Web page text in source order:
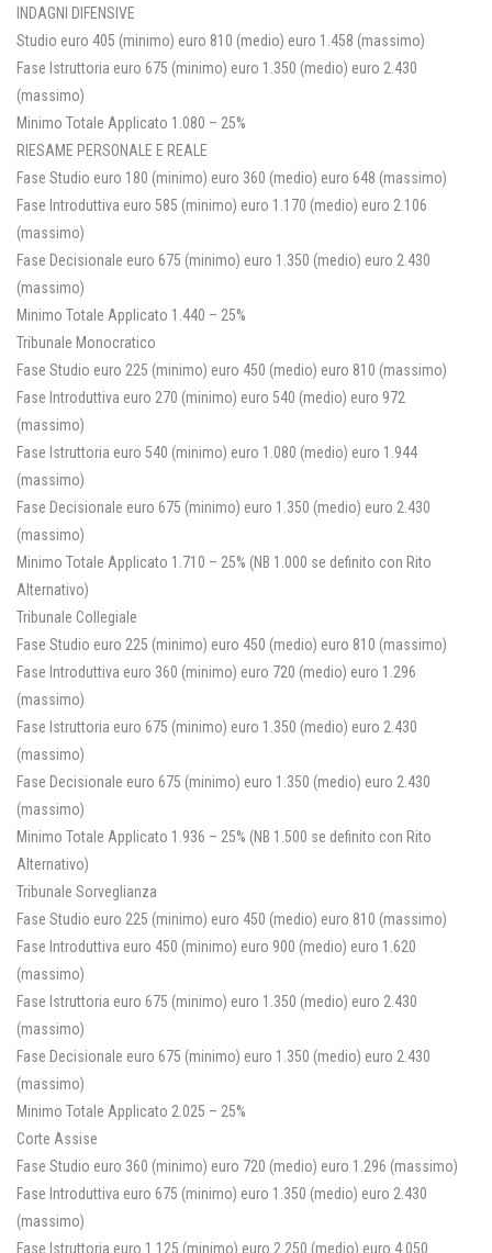
INDAGNI DIFENSIVE
Studio euro 405 (minimo) euro 810 (medio) euro 1.458 (massimo)
Fase Istruttoria euro 675 (minimo) euro 1.350 (medio) euro 2.430
(massimo)
Minimo Totale Applicato 1.080 – 25%
RIESAME PERSONALE E REALE
Fase Studio euro 180 (minimo) euro 360 (medio) euro 648 (massimo)
Fase Introduttiva euro 585 (minimo) euro 1.170 (medio) euro 2.106
(massimo)
Fase Decisionale euro 675 (minimo) euro 1.350 (medio) euro 2.430
(massimo)
Minimo Totale Applicato 1.440 – 25%
Tribunale Monocratico
Fase Studio euro 225 (minimo) euro 450 (medio) euro 810 (massimo)
Fase Introduttiva euro 270 (minimo) euro 540 (medio) euro 972
(massimo)
Fase Istruttoria euro 540 (minimo) euro 1.080 (medio) euro 1.944
(massimo)
Fase Decisionale euro 675 (minimo) euro 1.350 (medio) euro 2.430
(massimo)
Minimo Totale Applicato 1.710 – 25% (NB 1.000 se definito con Rito
Alternativo)
Tribunale Collegiale
Fase Studio euro 225 (minimo) euro 450 (medio) euro 810 (massimo)
Fase Introduttiva euro 360 (minimo) euro 720 (medio) euro 1.296
(massimo)
Fase Istruttoria euro 675 (minimo) euro 1.350 (medio) euro 2.430
(massimo)
Fase Decisionale euro 675 (minimo) euro 1.350 (medio) euro 2.430
(massimo)
Minimo Totale Applicato 1.936 – 25% (NB 1.500 se definito con Rito
Alternativo)
Tribunale Sorveglianza
Fase Studio euro 225 (minimo) euro 450 (medio) euro 810 (massimo)
Fase Introduttiva euro 450 (minimo) euro 900 (medio) euro 1.620
(massimo)
Fase Istruttoria euro 675 (minimo) euro 1.350 (medio) euro 2.430
(massimo)
Fase Decisionale euro 675 (minimo) euro 1.350 (medio) euro 2.430
(massimo)
Minimo Totale Applicato 2.025 – 25%
Corte Assise
Fase Studio euro 360 (minimo) euro 720 (medio) euro 1.296 (massimo)
Fase Introduttiva euro 675 (minimo) euro 1.350 (medio) euro 2.430
(massimo)
Fase Istruttoria euro 1.125 (minimo) euro 2.250 (medio) euro 4.050